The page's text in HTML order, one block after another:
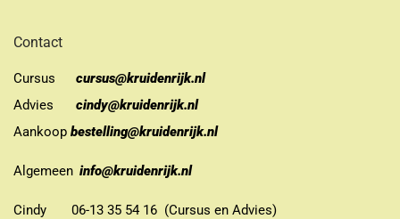
Contact
Cursus
cursus@kruidenrijk.nl
Advies
cindy@kruidenrijk.nl
Aankoop bestelling@kruidenrijk.nl
Algemeen info@kruidenrijk.nl
Cindy 06-13 35 54 16 (Cursus en Advies)